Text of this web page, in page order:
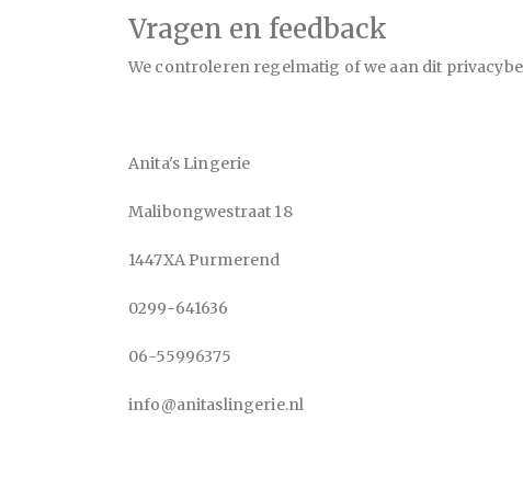
Vragen en feedback
We controleren regelmatig of we aan dit
Anita's Lingerie
Malibongwestraat 18
1447XA Purmerend
0299-641636
06-55996375
info@anitaslingerie.nl